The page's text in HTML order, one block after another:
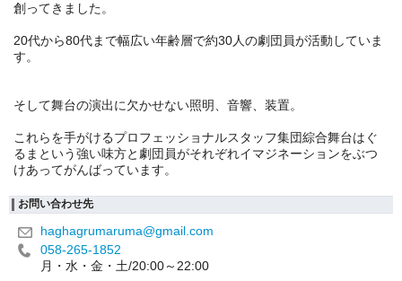
創ってきました。
20代から80代まで幅広い年齢層で約30人の劇団員が活動していま
す。
そして舞台の演出に欠かせない照明、音響、装置。
これらを手がけるプロフェッショナルスタッフ集団綜合舞台はぐ
るまという強い味方と劇団員がそれぞれイマジネーションをぶつ
けあってがんばっています。
お問い合わせ先
haghagrumaruma@gmail.com
058-265-1852
月・水・金・土/20:00～22:00